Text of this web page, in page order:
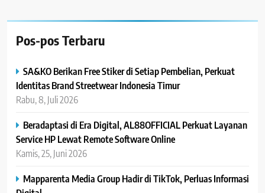
Pos-pos Terbaru
SA&KO Berikan Free Stiker di Setiap Pembelian, Perkuat
Identitas Brand Streetwear Indonesia Timur
Rabu, 8, Juli 2026
Beradaptasi di Era Digital, AL88OFFICIAL Perkuat Layanan
Service HP Lewat Remote Software Online
Kamis, 25, Juni 2026
Mapparenta Media Group Hadir di TikTok, Perluas Informasi